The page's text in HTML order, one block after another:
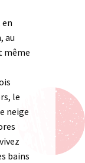
au
même
le
neige
bains